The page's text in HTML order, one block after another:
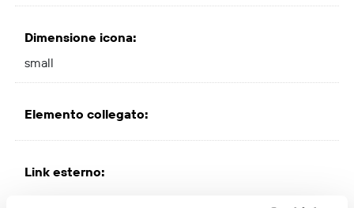
Dimensione icona:
small
Elemento collegato:
Link esterno: